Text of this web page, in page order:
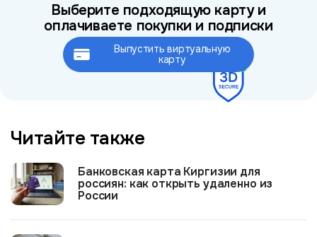
Выберите подходящую карту и
оплачиваете покупки и подписки
Это займёт не более 2 минут
Выпустить виртуальную
карту
Читайте также
Банковская карта Киргизии для
россиян: как открыть удаленно из
России